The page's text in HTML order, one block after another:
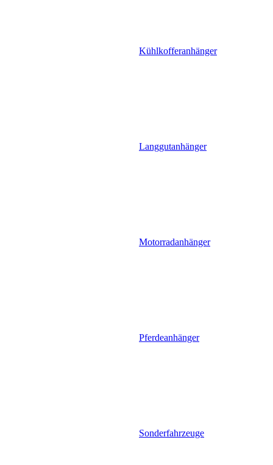
Kühlkofferanhänger
Langgutanhänger
Motorradanhänger
Pferdeanhänger
Sonderfahrzeuge